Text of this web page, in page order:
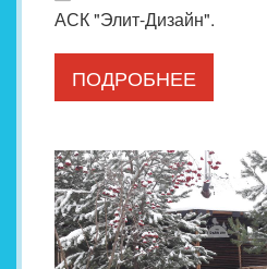
АСК "Элит-Дизайн".
ПОДРОБНЕЕ